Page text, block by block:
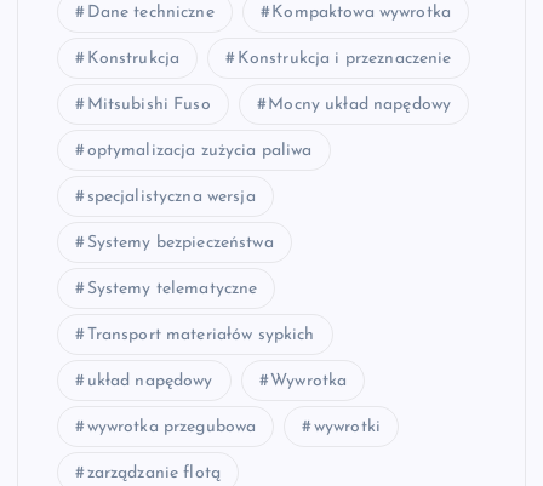
Dane techniczne Kompaktowa wywrotka
Konstrukcja Konstrukcja i przeznaczenie
Mitsubishi Fuso Mocny układ napędowy
optymalizacja zużycia paliwa
specjalistyczna wersja
Systemy bezpieczeństwa
Systemy telematyczne
Transport materiałów sypkich
układ napędowy Wywrotka
wywrotka przegubowa wywrotki
zarządzanie flotą